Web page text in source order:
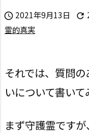
 2021年9月13日 
霊的真実
それでは、質問
いについて書い
まず守護霊です